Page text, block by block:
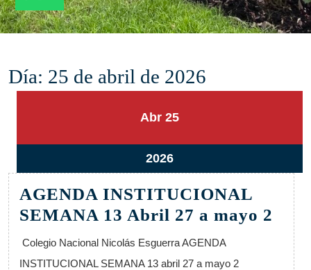
Día: 25 de abril de 2026
Abr25
2026
2525
202625
abril,
2026
AGENDA INSTITUCIONAL
SEMANA 13 Abril 27 a mayo 2
Colegio Nacional Nicolás Esguerra AGENDA
INSTITUCIONAL SEMANA 13 abril 27 a mayo 2